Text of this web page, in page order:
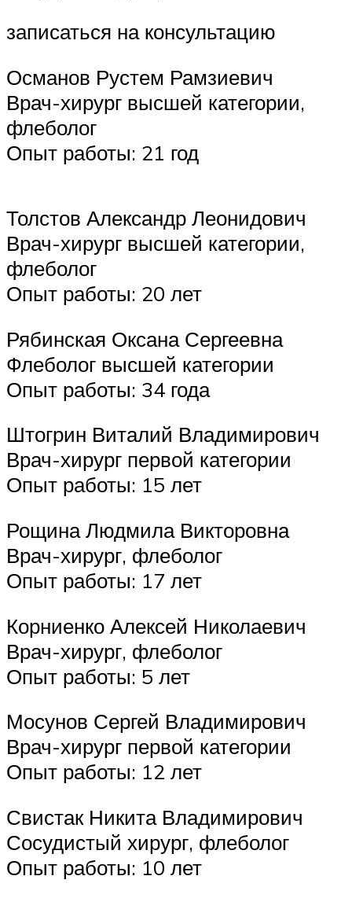
записаться на консультацию
Османов Рустем Рамзиевич
Врач-хирург высшей категории,
флеболог
Опыт работы: 21 год
Толстов Александр Леонидович
Врач-хирург высшей категории,
флеболог
Опыт работы: 20 лет
Рябинская Оксана Сергеевна
Флеболог высшей категории
Опыт работы: 34 года
Штогрин Виталий Владимирович
Врач-хирург первой категории
Опыт работы: 15 лет
Рощина Людмила Викторовна
Врач-хирург, флеболог
Опыт работы: 17 лет
Корниенко Алексей Николаевич
Врач-хирург, флеболог
Опыт работы: 5 лет
Мосунов Сергей Владимирович
Врач-хирург первой категории
Опыт работы: 12 лет
Свистак Никита Владимирович
Сосудистый хирург, флеболог
Опыт работы: 10 лет